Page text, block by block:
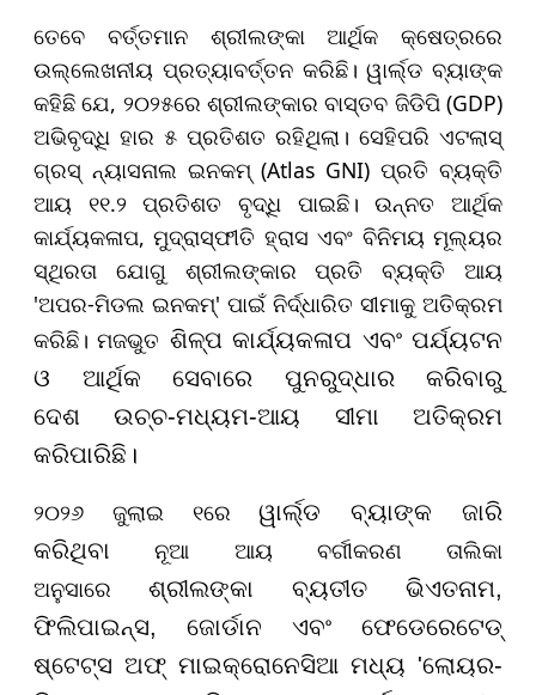
ତେବେ ବର୍ତ୍ତମାନ ଶ୍ରୀଲଙ୍କା ଆର୍ଥିକ କ୍ଷେତ୍ରରେ
ଉଲ୍ଲେଖନୀୟ ପ୍ରତ୍ୟାବର୍ତ୍ତନ କରିଛି। ୱାର୍ଲ୍ଡ ବ୍ୟାଙ୍କ
କହିଛି ଯେ, ୨୦୨୫ରେ ଶ୍ରୀଲଙ୍କାର ବାସ୍ତବ ଜିଡିପି (GDP)
ଅଭିବୃଦ୍ଧି ହାର ୫ ପ୍ରତିଶତ ରହିଥିଲା। ସେହିପରି ଏଟଲାସ୍
ଗ୍ରସ୍ ନ୍ୟାସନାଲ ଇନକମ୍ (Atlas GNI) ପ୍ରତି ବ୍ୟକ୍ତି
ଆୟ ୧୧.୨ ପ୍ରତିଶତ ବୃଦ୍ଧି ପାଇଛି। ଉନ୍ନତ ଆର୍ଥିକ
କାର୍ଯ୍ୟକଳାପ, ମୁଦ୍ରାସ୍ଫୀତି ହ୍ରାସ ଏବଂ ବିନିମୟ ମୂଲ୍ୟର
ସ୍ଥିରତା ଯୋଗୁ ଶ୍ରୀଲଙ୍କାର ପ୍ରତି ବ୍ୟକ୍ତି ଆୟ
'ଅପର-ମିଡଲ ଇନକମ୍' ପାଇଁ ନିର୍ଦ୍ଧାରିତ ସୀମାକୁ ଅତିକ୍ରମ
କରିଛି। ମଜଭୁତ ଶିଳ୍ପ କାର୍ଯ୍ୟକଳାପ ଏବଂ ପର୍ଯ୍ୟଟନ
ଓ ଆର୍ଥିକ ସେବାରେ ପୁନରୁଦ୍ଧାର କରିବାରୁ
ଦେଶ ଉଚ୍ଚ-ମଧ୍ୟମ-ଆୟ ସୀମା ଅତିକ୍ରମ
କରିପାରିଛି।
୨୦୨୬ ଜୁଲାଇ ୧ରେୱାର୍ଲ୍ଡ ବ୍ୟାଙ୍କ ଜାରି
କରିଥିବା ନୂଆ ଆୟ ବର୍ଗୀକରଣ ତାଲିକା
ଅନୁସାରେ ଶ୍ରୀଲଙ୍କା ବ୍ୟତୀତ ଭିଏତନାମ,
ଫିଲିପାଇନ୍ସ, ଜୋର୍ଡାନ ଏବଂ ଫେଡେରେଟେଡ୍
ଷ୍ଟେଟ୍ସ ଅଫ୍ ମାଇକ୍ରୋନେସିଆ ମଧ୍ୟ 'ଲୋୟର-